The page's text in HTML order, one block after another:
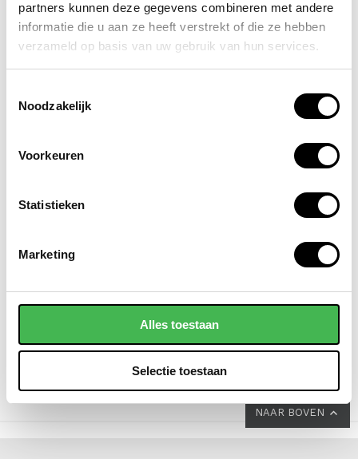
partners kunnen deze gegevens combineren met andere
informatie die u aan ze heeft verstrekt of die ze hebben
verzameld op basis van uw gebruik van hun services.
Noodzakelijk
Voorkeuren
Statistieken
Marketing
Alles toestaan
Selectie toestaan
POPULAIRE EN BEST VERKOCHT
koffer / trolley /
(medium) s'cure
VOOR 149,00
grote schoudertas /
saffiano nora
NAAR BOVEN